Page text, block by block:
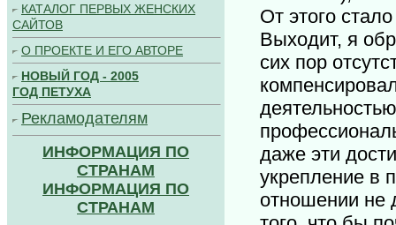
КАТАЛОГ ПЕРВЫХ ЖЕНСКИХ
САЙТОВ
О ПРОЕКТЕ И ЕГО АВТОРЕ
НОВЫЙ ГОД - 2005
ГОД ПЕТУХА
Рекламодателям
ИНФОРМАЦИЯ ПО
СТРАНАМ
ИНФОРМАЦИЯ ПО
СТРАНАМ
От этого
Выходит, я
сих пор
даже эти
укрепление в
отношении не